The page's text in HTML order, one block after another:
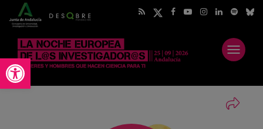
Abrir barra de herramientas
Abrir
menú